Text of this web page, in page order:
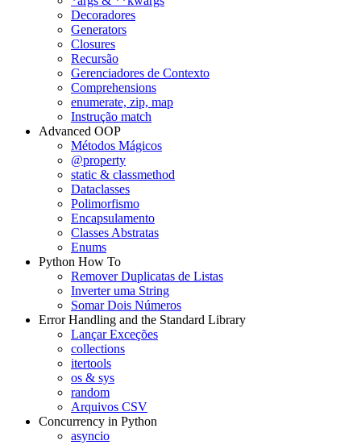
Decoradores
Generators
Closures
Recursão
Gerenciadores de Contexto
Comprehensions
enumerate, zip, map
Instrução match
Advanced OOP
Métodos Mágicos
@property
static & classmethod
Dataclasses
Polimorfismo
Encapsulamento
Classes Abstratas
Enums
Python How To
Remover Duplicatas de Listas
Inverter uma String
Somar Dois Números
Error Handling and the Standard Library
Lançar Exceções
collections
itertools
os & sys
random
Arquivos CSV
Concurrency in Python
asyncio